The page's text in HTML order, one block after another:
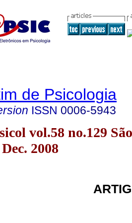
de Psicologia
ISSN 0006-5943
vol.58 no.129 São
2008